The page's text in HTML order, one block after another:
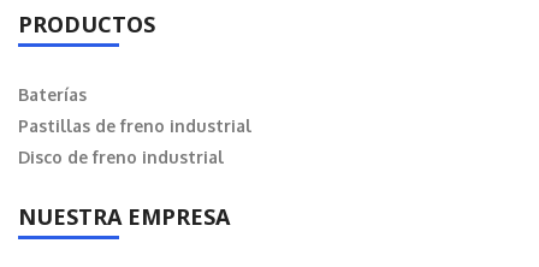
PRODUCTOS
Baterías
Pastillas de freno industrial
Disco de freno industrial
NUESTRA EMPRESA